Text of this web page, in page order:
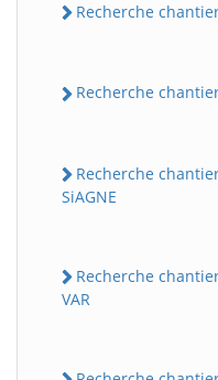
Recherche
Recherche
Recherche
SiAGNE
Recherche
VAR